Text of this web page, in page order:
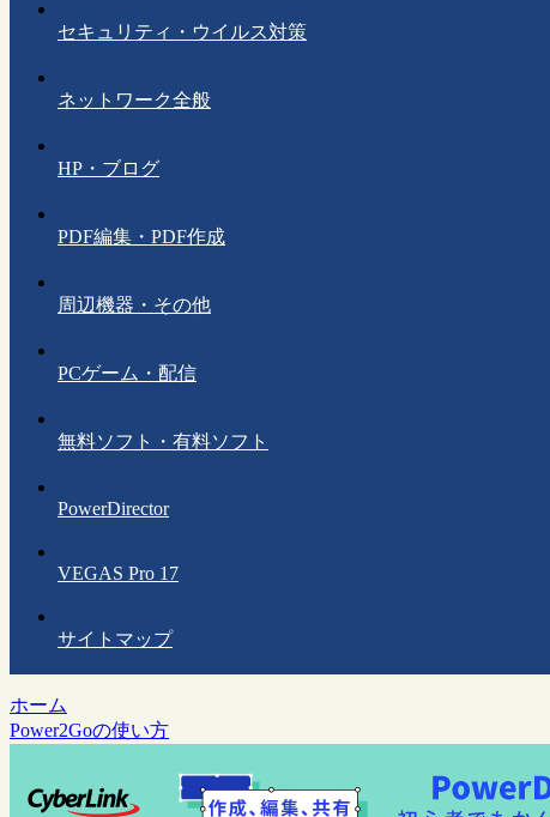
セキュリティ・ウイルス対策
ネットワーク全般
HP・ブログ
PDF編集・PDF作成
周辺機器・その他
PCゲーム・配信
無料ソフト・有料ソフト
PowerDirector
VEGAS Pro 17
サイトマップ
ホーム
Power2Goの使い方